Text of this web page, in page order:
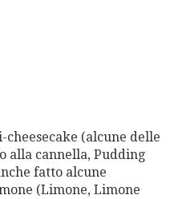
(alcune delle
alla cannella, Pudding
fatto alcune
(Limone, Limone